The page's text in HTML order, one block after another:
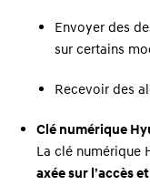
Envoyer des
sur certains
Recevoir des
Clé numérique
La clé numérique
axée sur l’accès